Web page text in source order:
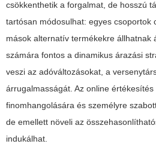
csökkenthetik a forgalmat, de hosszú
tartósan módosulhat: egyes csoportok
mások alternatív termékekre állhatnak
számára fontos a dinamikus árazási
veszi az adóváltozásokat, a
árrugalmasságát. Az online
finomhangolására és személyre
de emellett növeli az
indukálhat.